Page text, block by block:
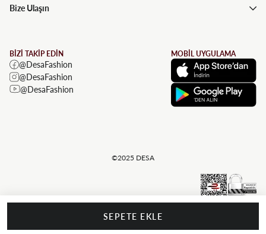
Bize Ulaşın
BİZİ TAKİP EDİN
@DesaFashion
@DesaFashion
@DesaFashion
MOBİL UYGULAMA
©2025 DESA